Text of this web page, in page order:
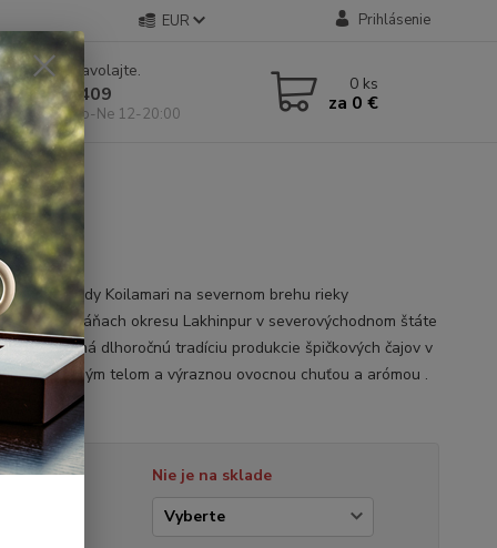
EUR Prihlásenie
si rady? Zavolajte.
546 409
11-19:00, So-Ne 12-20:00
0 ks
za 0 €
zo záhrady Koilamari na severnom brehu rieky
na pláňach okresu Lakhinpur v severovýchodnom štáte
Koilamari má dlhoročnú tradíciu produkcie špičkových čajov v
Čaj s plným telom a výraznou ovocnou chuťou a arómou .
Nie je na sklade